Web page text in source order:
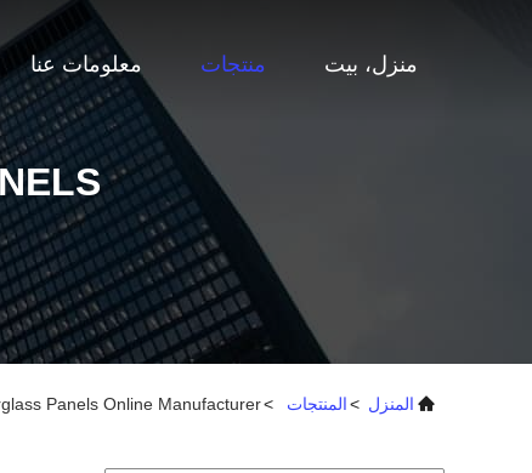
منزل، بيت منتجات معلومات عنا
المنزل >المنتجات >
Panels Online Manufacturer